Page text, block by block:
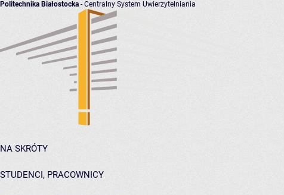
Politechnika Białostocka - Centralny System Uwierzytelniania
NA SKRÓTY
STUDENCI, PRACOWNICY